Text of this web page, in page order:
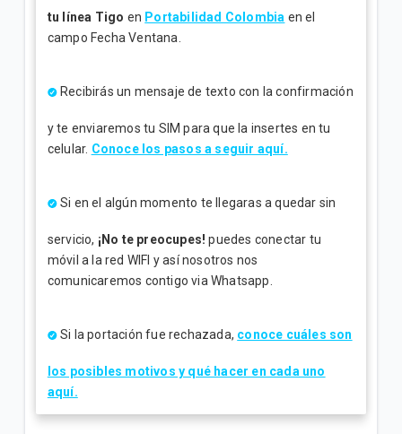
tu línea Tigo en Portabilidad Colombia en el
campo Fecha Ventana.
Recibirás un mensaje de texto con la confirmación
y te enviaremos tu SIM para que la insertes en tu
celular. Conoce los pasos a seguir aquí.
Si en el algún momento te llegaras a quedar sin
servicio, ¡No te preocupes! puedes conectar tu
móvil a la red WIFI y así nosotros nos
comunicaremos contigo via Whatsapp.
Si la portación fue rechazada, conoce cuáles son
los posibles motivos y qué hacer en cada uno
aquí.